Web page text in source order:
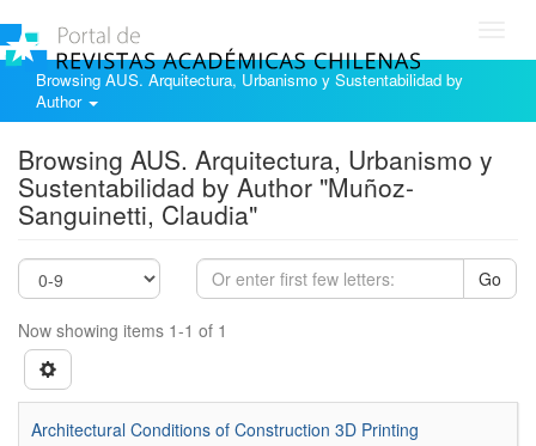
Browsing AUS. Arquitectura, Urbanismo y Sustentabilidad by
Author
Browsing AUS. Arquitectura, Urbanismo y
Sustentabilidad by Author "Muñoz-
Sanguinetti, Claudia"
Go
Now showing items 1-1 of 1
Architectural Conditions of Construction 3D Printing